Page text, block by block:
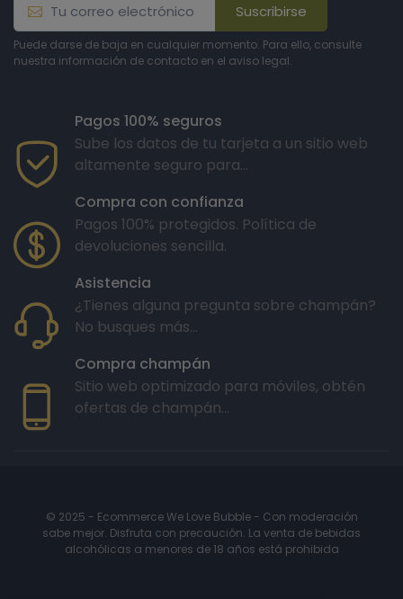
Suscribirse
Puede darse de baja en cualquier momento. Para ello, consulte
nuestra información de contacto en el aviso legal.
Pagos 100% seguros
Sube los datos de tu tarjeta a un sitio web
altamente seguro para...
Compra con confianza
Pagos 100% protegidos. Política de
devoluciones sencilla.
Asistencia
¿Tienes alguna pregunta sobre champán?
No busques más...
Compra champán
Sitio web optimizado para móviles, obtén
ofertas de champán...
© 2025 - Ecommerce We Love Bubble - Con moderación
sabe mejor. Disfruta con precaución. La venta de bebidas
alcohólicas a menores de 18 años está prohibida